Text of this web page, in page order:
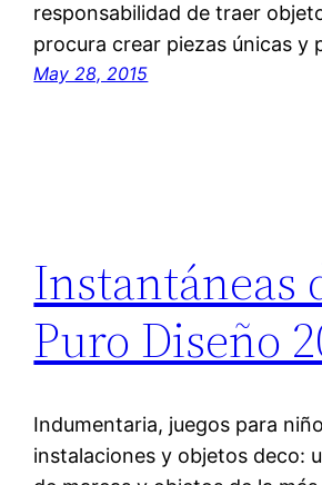
responsabilidad de traer
procura crear piezas únicas y
May 28, 2015
Instantáneas
Puro Diseño
Indumentaria, juegos para
instalaciones y objetos deco: